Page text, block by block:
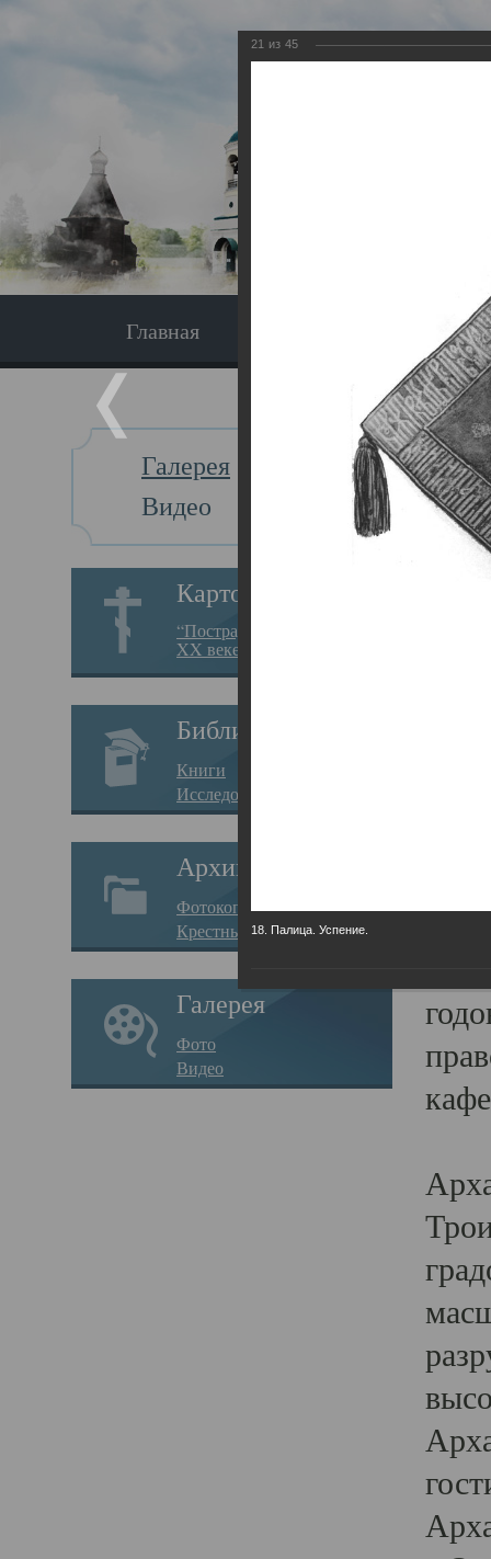
Главная
Галерея
Видео
Картотека
“Пострадавшие за веру в
XX веке на Севере”
Библиотека
Книги
Исследования
Архив
Фотокопии дел
Крестные ходы
Галерея
Фото
Видео
Главная
21 из 45
18. Палица. Успение.